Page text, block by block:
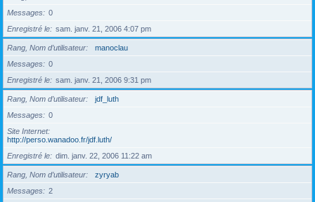
Messages
0
Enregistré le
sam. janv. 21, 2006 4:07 pm
Rang, Nom d’utilisateur
manoclau
Messages
0
Enregistré le
sam. janv. 21, 2006 9:31 pm
Rang, Nom d’utilisateur
jdf_luth
Messages
0
Site Internet
http://perso.wanadoo.fr/jdf.luth/
Enregistré le
dim. janv. 22, 2006 11:22 am
Rang, Nom d’utilisateur
zyryab
Messages
2